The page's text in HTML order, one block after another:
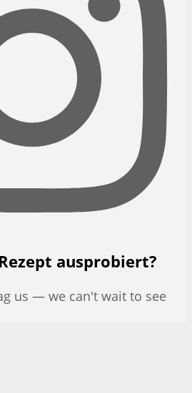
ausprobiert?
us — we can't wait to see